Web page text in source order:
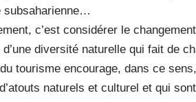
subsaharienne…
c’est considérer le
diversité naturelle qui fait de
tourisme encourage, dans ce
naturels et culturel et qui